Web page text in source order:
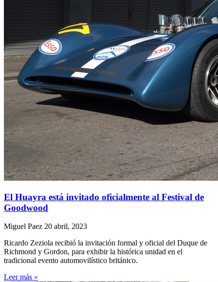
El Huayra está invitado oficialmente al Festival de
Goodwood
Miguel Paez 20 abril, 2023
Ricardo Zeziola recibió la invitación formal y oficial del Duque de
Richmond y Gordon, para exhibir la histórica unidad en el
tradicional evento automovilístico británico.
Leer más »